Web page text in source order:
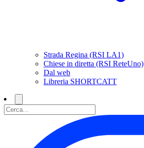
Strada Regina (RSI LA1)
Chiese in diretta (RSI ReteUno)
Dal web
Libreria SHORTCATT